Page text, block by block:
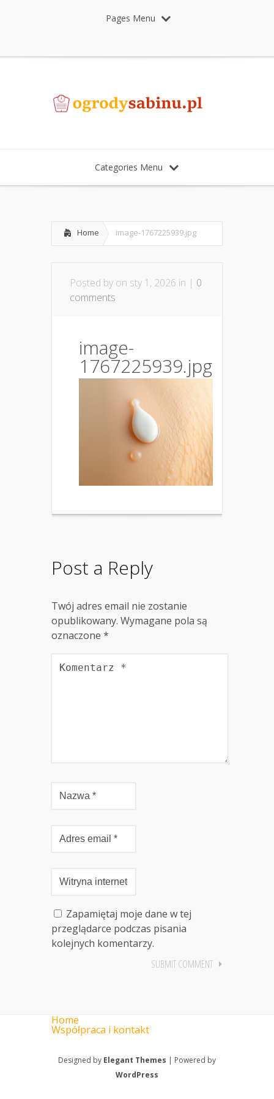
Pages Menu
Categories Menu
Home image-1767225939.jpg
Posted by on sty 1, 2026 in | 0
comments
image-
1767225939.jpg
Post a Reply
Twój adres email nie zostanie
opublikowany. Wymagane pola są
oznaczone *
Zapamiętaj moje dane w tej
przeglądarce podczas pisania
kolejnych komentarzy.
Home
Współpraca i kontakt
Designed by Elegant Themes | Powered by
WordPress